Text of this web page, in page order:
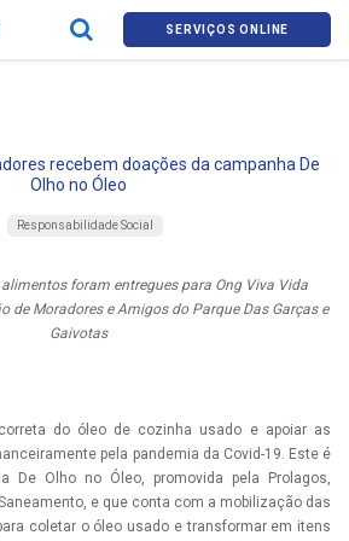
SERVIÇOS ONLINE
recebem doações da campanha De
Olho no Óleo
Responsabilidade Social
foram entregues para Ong Viva Vida
de Moradores e Amigos do Parque Das Garças e
Gaivotas
do óleo de cozinha usado e apoiar as
pela pandemia da Covid-19. Este é
De Olho no Óleo, promovida pela Prolagos,
e que conta com a mobilização das
coletar o óleo usado e transformar em itens